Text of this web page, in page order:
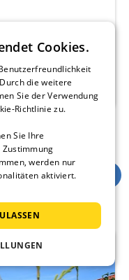
Schake
Ihnen auch
Cookies.
die weitere
Sie der Verwendung
Richtlinie zu.
Sie Ihre
werden nur
aktiviert.